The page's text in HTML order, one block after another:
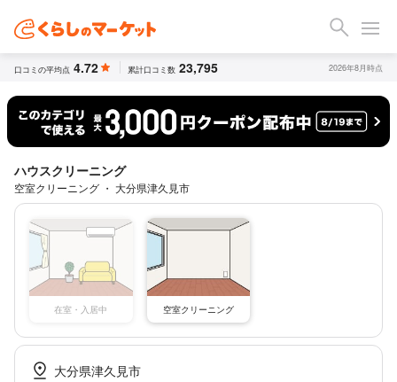
口コミの平均点 4.72 累計口コミ数 23,795 2026年8月時点
ハウスクリーニング
空室クリーニング ・ 大分県津久見市
在室・入居中 空室クリーニング
大分県津久見市